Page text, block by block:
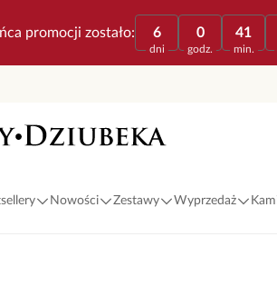
promocji zostało: 6
dni
0
godz.
41
min.
Nowości Zestawy Wyprzedaż